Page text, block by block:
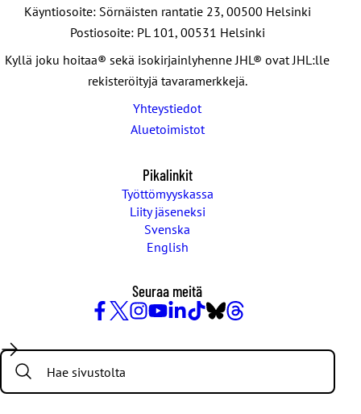
Käyntiosoite: Sörnäisten rantatie 23, 00500 Helsinki
Postiosoite: PL 101, 00531 Helsinki
Kyllä joku hoitaa® sekä isokirjainlyhenne JHL® ovat JHL:lle
rekisteröityjä tavaramerkkejä.
Yhteystiedot
Aluetoimistot
Pikalinkit
Työttömyyskassa
Liity jäseneksi
Svenska
English
Seuraa meitä
/
Twitter
Search: